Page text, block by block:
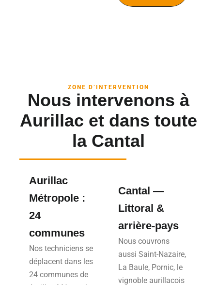
ZONE D’INTERVENTION
Nous intervenons à
Aurillac et dans toute
la Cantal
Aurillac
Métropole :
24
communes
Nos techniciens se
déplacent dans les
24 communes de
Cantal —
Littoral &
arrière-pays
Nous couvrons
aussi Saint-Nazaire,
La Baule, Pornic, le
vignoble aurillacois